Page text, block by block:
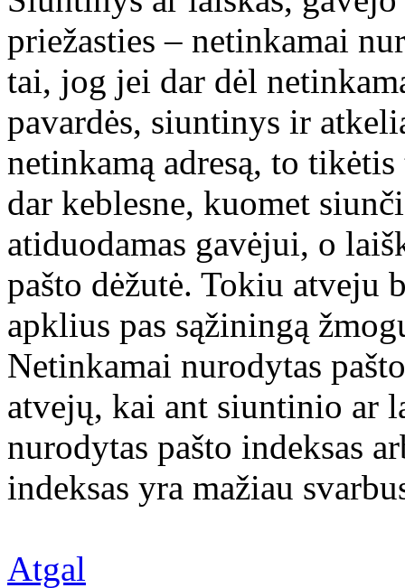
priežasties – netinkamai
tai, jog jei dar dėl
pavardės, siuntinys ir
netinkamą adresą, to
dar keblesne, kuomet
atiduodamas gavėjui, o
pašto dėžutė. Tokiu
apklius pas sąžiningą
Netinkamai nurodytas
atvejų, kai ant siuntinio ar
nurodytas pašto indeksas
indeksas yra mažiau
Atgal